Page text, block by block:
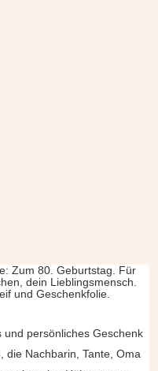
Zum 80. Geburtstag. Für
dein Lieblingsmensch.
und Geschenkfolie.
und persönliches Geschenk
die Nachbarin, Tante, Oma